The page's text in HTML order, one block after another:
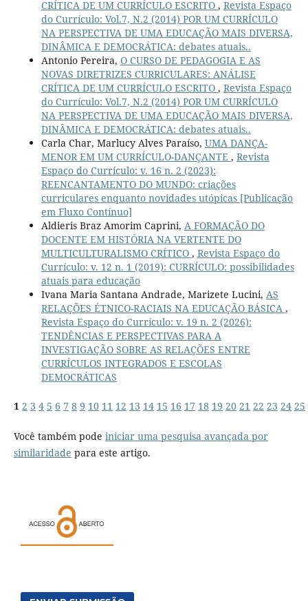
CRÍTICA DE UM CURRÍCULO ESCRITO , Revista Espaço
do Currículo: Vol.7, N.2 (2014) POR UM CURRÍCULO
NA PERSPECTIVA DE UMA EDUCAÇÃO MAIS DIVERSA,
DINÂMICA E DEMOCRÁTICA: debates atuais..
Antonio Pereira, O CURSO DE PEDAGOGIA E AS
NOVAS DIRETRIZES CURRICULARES: ANÁLISE
CRÍTICA DE UM CURRÍCULO ESCRITO , Revista Espaço
do Currículo: Vol.7, N.2 (2014) POR UM CURRÍCULO
NA PERSPECTIVA DE UMA EDUCAÇÃO MAIS DIVERSA,
DINÂMICA E DEMOCRÁTICA: debates atuais..
Carla Char, Marlucy Alves Paraíso, UMA DANÇA-
MENOR EM UM CURRÍCULO-DANÇANTE , Revista
Espaço do Currículo: v. 16 n. 2 (2023):
REENCANTAMENTO DO MUNDO: criações
curriculares enquanto novidades utópicas [Publicação
em Fluxo Contínuo]
Aldieris Braz Amorim Caprini, A FORMAÇÃO DO
DOCENTE EM HISTÓRIA NA VERTENTE DO
MULTICULTURALISMO CRÍTICO , Revista Espaço do
Currículo: v. 12 n. 1 (2019): CURRÍCULO: possibilidades
atuais para educação
Ivana Maria Santana Andrade, Marizete Lucini, AS
RELAÇÕES ÉTNICO-RACIAIS NA EDUCAÇÃO BÁSICA ,
Revista Espaço do Currículo: v. 19 n. 2 (2026):
TENDÊNCIAS E PERSPECTIVAS PARA A
INVESTIGAÇÃO SOBRE AS RELAÇÕES ENTRE
CURRÍCULOS INTEGRADOS E ESCOLAS
DEMOCRÁTICAS
1 2 3 4 5 6 7 8 9 10 11 12 13 14 15 16 17 18 19 20 21 22 23 24 25
Você também pode iniciar uma pesquisa avançada por
similaridade para este artigo.